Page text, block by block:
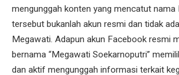
mengunggah konten yang mencatut nama
tersebut bukanlah akun resmi dan tidak
Megawati. Adapun akun Facebook resmi
bernama “Megawati Soekarnoputri”
dan aktif mengunggah informasi terkait